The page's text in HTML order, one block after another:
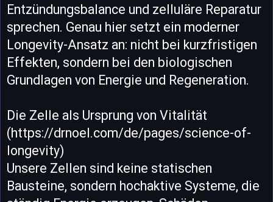
Entzündungsbalance und zelluläre Reparatur
sprechen. Genau hier setzt ein moderner
Longevity-Ansatz an: nicht bei kurzfristigen
Effekten, sondern bei den biologischen
Grundlagen von Energie und Regeneration.
Die Zelle als Ursprung von Vitalität
(https://drnoel.com/de/pages/science-of-
longevity)
Unsere Zellen sind keine statischen
Bausteine, sondern hochaktive Systeme, die